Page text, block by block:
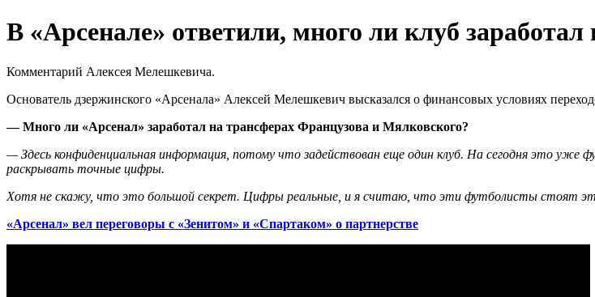
В «Арсенале» ответили, много ли клуб
Комментарий Алексея Мелешкевича.
Основатель дзержинского «Арсенала» Алексей Мелешкевич высказался о финансовых условиях
— Много ли «Арсенал» заработал на трансферах Французова и Мялковского?
— Здесь конфиденциальная информация, потому что задействован еще один клуб. На сегодня это
раскрывать точные цифры.
Хотя не скажу, что это большой секрет. Цифры реальные, и я считаю, что эти футболисты стоят
«Арсенал» вел переговоры с «Зенитом» и «Спартаком» о партнерстве